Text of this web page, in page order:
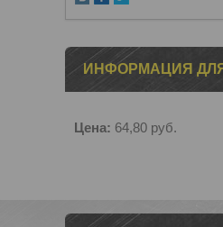
ИНФОРМАЦИЯ
Цена: 64,80 руб.